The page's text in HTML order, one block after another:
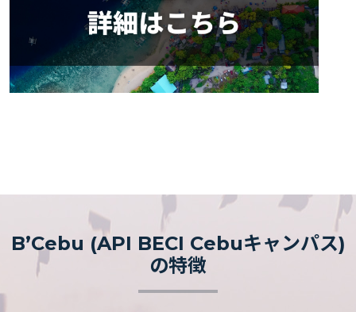
B’Cebu (API BECI Cebuキャンパス)
の特徴